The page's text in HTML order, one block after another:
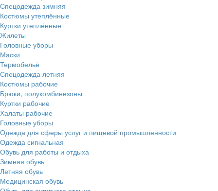
Спецодежда зимняя
Костюмы утеплённые
Куртки утеплённые
Жилеты
Головные уборы
Маски
Термобельё
Спецодежда летняя
Костюмы рабочие
Брюки, полукомбинезоны
Куртки рабочие
Халаты рабочие
Головные уборы
Одежда для сферы услуг и пищевой промышленности
Одежда сигнальная
Обувь для работы и отдыха
Зимняя обувь
Летняя обувь
Медицинская обувь